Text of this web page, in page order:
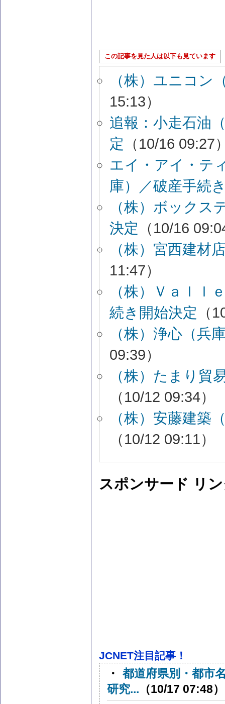
この記事を見た人は以下も見ています
（株）ユニコン
15:13）
追報：小走石油
定 （10/16 09:27
エイ・アイ・テ
庫）／破産手続
（株）ボックス
決定 （10/16
（株）宮西建材
11:47）
（株）Ｖａｌ
続き開始決定 （
（株）浄心（兵
09:39）
（株）たまり貿
（10/12 09:34）
（株）安藤建築
（10/12 09:11）
スポンサード リ
JCNET注目記事！
・ 都道府県別・都市
研究... （10/17 07:48）